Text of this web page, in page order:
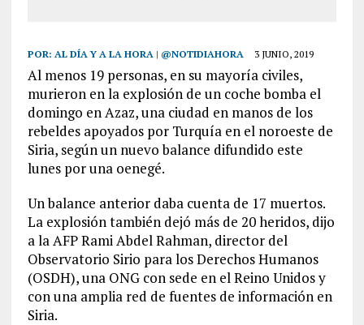
POR: AL DÍA Y A LA HORA | @NOTIDIAHORA 3 JUNIO, 2019
Al menos 19 personas, en su mayoría civiles,
murieron en la explosión de un coche bomba el
domingo en Azaz, una ciudad en manos de los
rebeldes apoyados por Turquía en el noroeste de
Siria, según un nuevo balance difundido este
lunes por una oenegé.
Un balance anterior daba cuenta de 17 muertos.
La explosión también dejó más de 20 heridos, dijo
a la AFP Rami Abdel Rahman, director del
Observatorio Sirio para los Derechos Humanos
(OSDH), una ONG con sede en el Reino Unidos y
con una amplia red de fuentes de información en
Siria.